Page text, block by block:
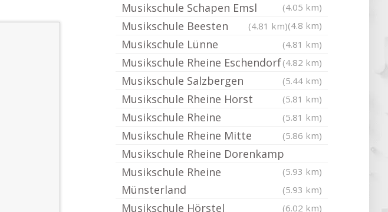
(4.05 km)
Musikschule Schapen Emsl
(4.8 km)
Musikschule Beesten (4.81 km)
Musikschule Lünne (4.81 km)
Musikschule Rheine Eschendorf(4.82 km)
Musikschule Salzbergen (5.44 km)
Musikschule Rheine Horst (5.81 km)
Musikschule Rheine (5.81 km)
Musikschule Rheine Mitte (5.86 km)
Musikschule Rheine Dorenkamp
(5.93 km)
Musikschule Rheine
Münsterland
(5.93 km)
Musikschule Hörstel (6.02 km)